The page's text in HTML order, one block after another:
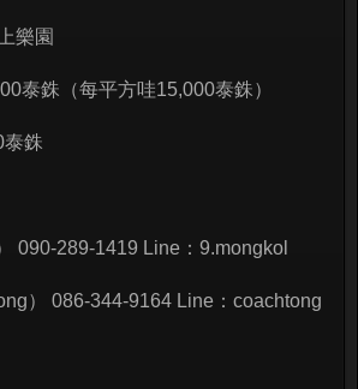
樂園
泰銖（每平方哇15,000泰銖）
銖
090-289-1419 Line：9.mongkol
） 086-344-9164 Line：coachtong